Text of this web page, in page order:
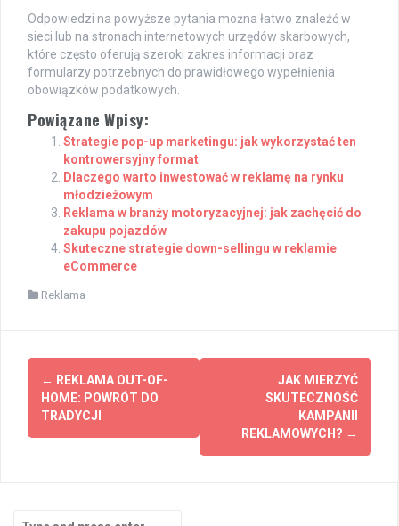
Odpowiedzi na powyższe pytania można łatwo znaleźć w
sieci lub na stronach internetowych urzędów skarbowych,
które często oferują szeroki zakres informacji oraz
formularzy potrzebnych do prawidłowego wypełnienia
obowiązków podatkowych.
Powiązane Wpisy:
Strategie pop-up marketingu: jak wykorzystać ten
kontrowersyjny format
Dlaczego warto inwestować w reklamę na rynku
młodzieżowym
Reklama w branży motoryzacyjnej: jak zachęcić do
zakupu pojazdów
Skuteczne strategie down-sellingu w reklamie
eCommerce
Reklama
Post
navigation
← REKLAMA OUT-OF-
HOME: POWRÓT DO
TRADYCJI
JAK MIERZYĆ
SKUTECZNOŚĆ
KAMPANII
REKLAMOWYCH? →